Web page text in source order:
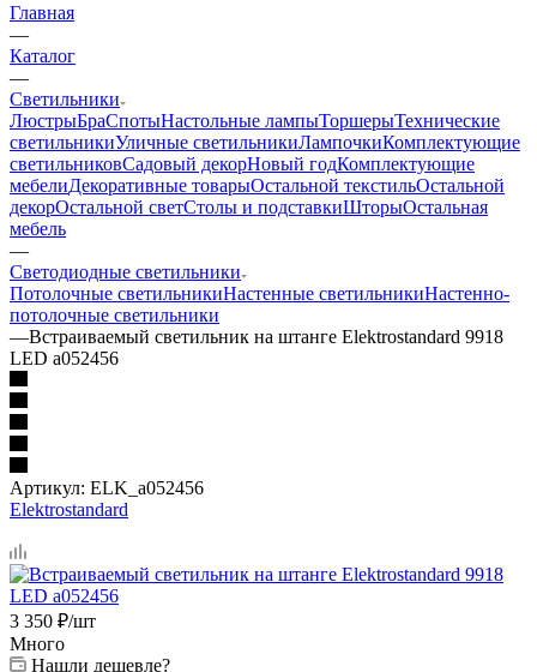
Главная
—
Каталог
—
Светильники
ЛюстрыБраСпотыНастольные лампыТоршерыТехнические
светильникиУличные светильникиЛампочкиКомплектующие
светильниковСадовый декорНовый годКомплектующие
мебелиДекоративные товарыОстальной текстильОстальной
декорОстальной светСтолы и подставкиШторыОстальная
мебель
—
Светодиодные светильники
Потолочные светильникиНастенные светильникиНастенно-
потолочные светильники
—Встраиваемый светильник на штанге Elektrostandard 9918
LED a052456
Артикул: ELK_a052456
Elektrostandard
3 350 ₽/шт
Много
Нашли дешевле?